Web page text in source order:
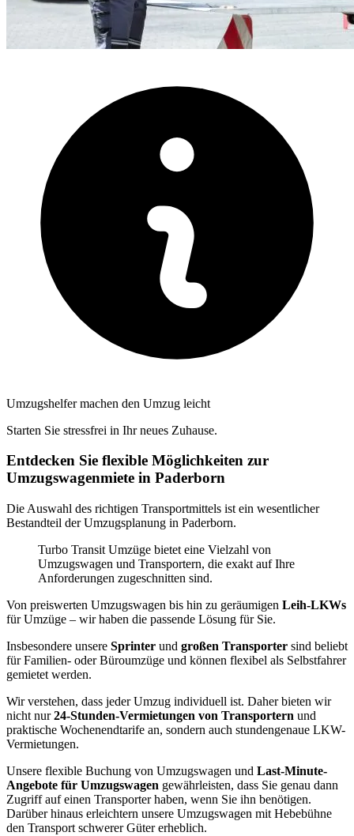
Umzugshelfer machen den Umzug leicht
Starten Sie stressfrei in Ihr neues Zuhause.
Entdecken Sie flexible Möglichkeiten zur
Umzugswagenmiete in Paderborn
Die Auswahl des richtigen Transportmittels ist ein wesentlicher
Bestandteil der Umzugsplanung in Paderborn.
Turbo Transit Umzüge bietet eine Vielzahl von
Umzugswagen und Transportern, die exakt auf Ihre
Anforderungen zugeschnitten sind.
Von preiswerten Umzugswagen bis hin zu geräumigen Leih-LKWs
für Umzüge – wir haben die passende Lösung für Sie.
Insbesondere unsere Sprinter und großen Transporter sind beliebt
für Familien- oder Büroumzüge und können flexibel als Selbstfahrer
gemietet werden.
Wir verstehen, dass jeder Umzug individuell ist. Daher bieten wir
nicht nur24-Stunden-Vermietungen von Transportern und
praktische Wochenendtarife an, sondern auch stundengenaue LKW-
Vermietungen.
Unsere flexible Buchung von Umzugswagen und Last-Minute-
Angebote für Umzugswagen gewährleisten, dass Sie genau dann
Zugriff auf einen Transporter haben, wenn Sie ihn benötigen.
Darüber hinaus erleichtern unsere Umzugswagen mit Hebebühne
den Transport schwerer Güter erheblich.